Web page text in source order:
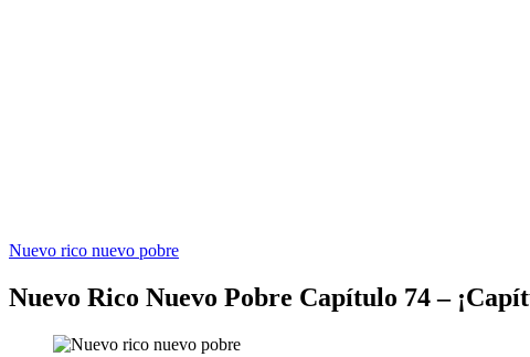
Nuevo rico nuevo pobre
Nuevo Rico Nuevo Pobre Capítulo 74 –